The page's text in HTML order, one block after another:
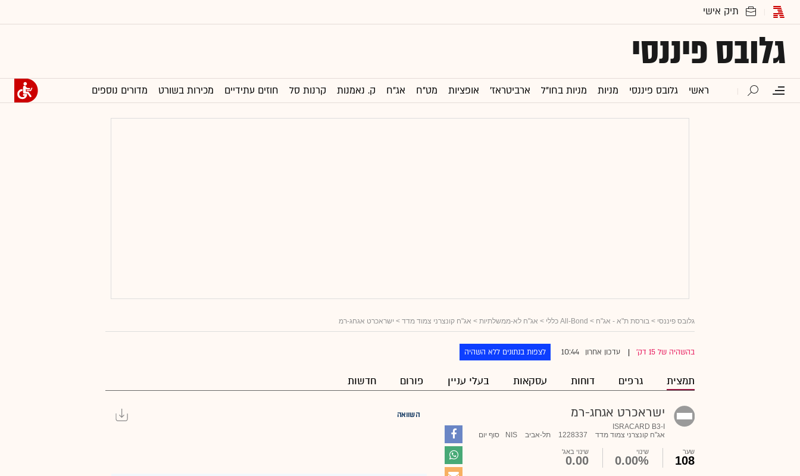
גלובס פיננסי
ראשי גלובס פיננסי מניות מניות בחו"ל ארביטראז' אופציות מט"ח אג"ח ק. נאמנות קרנות סל חוזים עתידיים מכירות בשורט מדורים נוספים
גלובס פיננסי > בורסת ת"א - אג"ח > All-Bond כללי > אג"ח לא-ממשלתיות > אג"ח קונצרני צמוד מדד > ישראכרט אגחג-רמ
בהשהיה של 15 דק' עדכון אחרון 10:44 לצפות בנתונים ללא השהיה
תמצית גרפים דוחות עסקאות בעלי עניין פורום חדשות
ישראכרט אגחג-רמ
ISRACARD B3-I
אג"ח קונצרני צמוד מדד
1228337 תל-אביב NIS סוף יום
שער
108
שינוי
0.00%
שינוי באג'
0.00
השוואה